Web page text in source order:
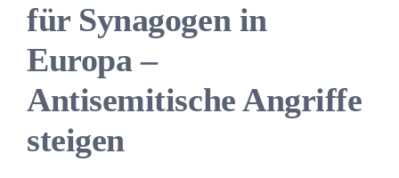
für Synagogen in
Europa –
Antisemitische Angriffe
steigen